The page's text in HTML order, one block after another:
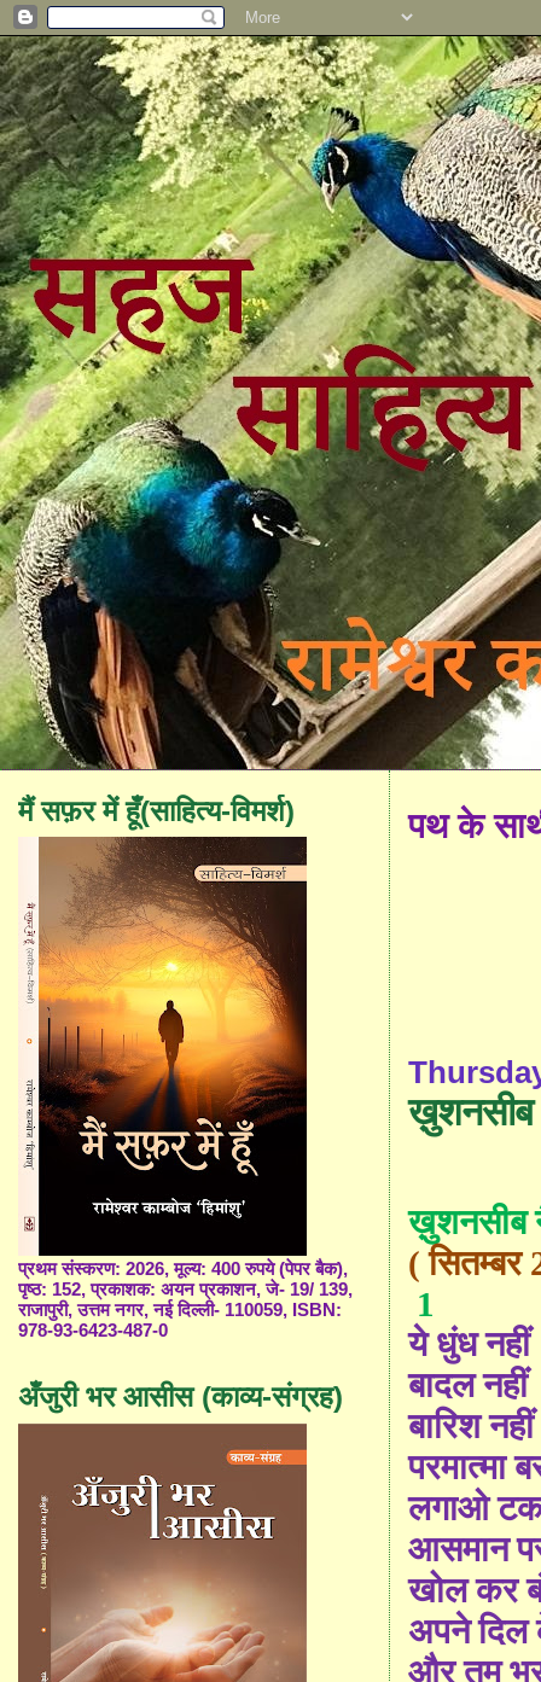
पथ के
ख़ुशनसीब
ख़ुशनसीब
( सितम्बर
1
ये धुंध नहीं
बादल नहीं
बारिश नहीं
परमात्मा
लगाओ
आसमान
खोल कर
अपने
और तुम
मैं सफ़र में हूँ(साहित्य-विमर्श)
प्रथम संस्करण: 2026, मूल्य: 400 रुपये (पेपर बैक),
पृष्ठ: 152, प्रकाशक: अयन प्रकाशन, जे- 19/ 139,
राजापुरी, उत्तम नगर, नई दिल्ली- 110059, ISBN:
978-93-6423-487-0
अँजुरी भर आसीस (काव्य-संग्रह)